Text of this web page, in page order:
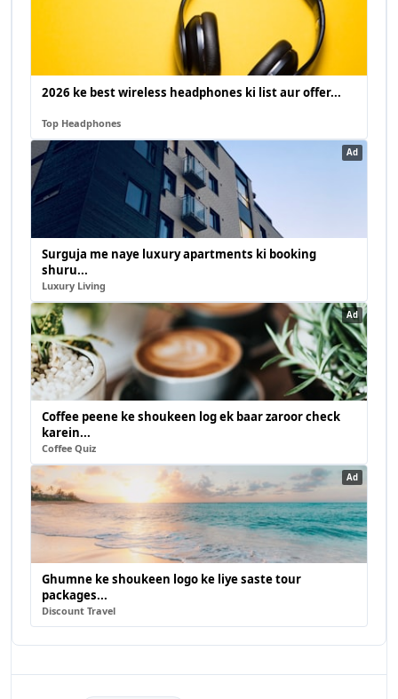
2026 ke best wireless headphones ki list aur offer...
Top Headphones
Ad
Surguja me naye luxury apartments ki booking
shuru...
Luxury Living
Ad
Coffee peene ke shoukeen log ek baar zaroor check
karein...
Coffee Quiz
Ad
Ghumne ke shoukeen logo ke liye saste tour
packages...
Discount Travel